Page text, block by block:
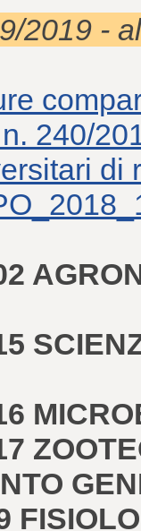
2019 -
240/
di